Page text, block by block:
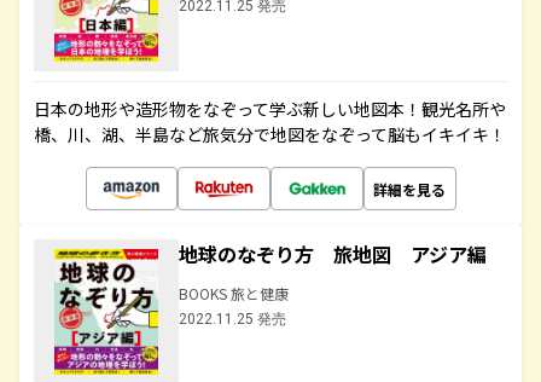
2022.11.25 発売
日本の地形や造形物をなぞって学ぶ新しい地図本！観光名所や
橋、川、湖、半島など旅気分で地図をなぞって脳もイキイキ！
詳細を見る
地球のなぞり方 旅地図 アジア編
BOOKS 旅と健康
2022.11.25 発売